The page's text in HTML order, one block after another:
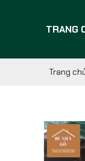
TRANG
Trang